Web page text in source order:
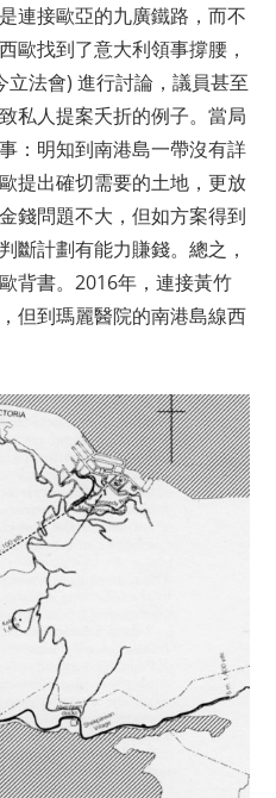
連接歐亞的九廣鐵路，而不
歐找到了意大利領事撐腰，
法會) 進行討論，議員甚至
私人提案夭折的例子。當局
：明知到南港島一帶沒有詳
提出確切需要的土地，更放
錢問題不大，但如方案得到
斷計劃有能力賺錢。總之，
背書。2016年，連接黃竹
但到瑪麗醫院的南港島線西